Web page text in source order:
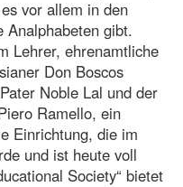
vor allem in den
Analphabeten gibt.
Lehrer, ehrenamtliche
Don Boscos
Noble Lal und der
Ramello, ein
Einrichtung, die im
und ist heute voll
Society“ bietet